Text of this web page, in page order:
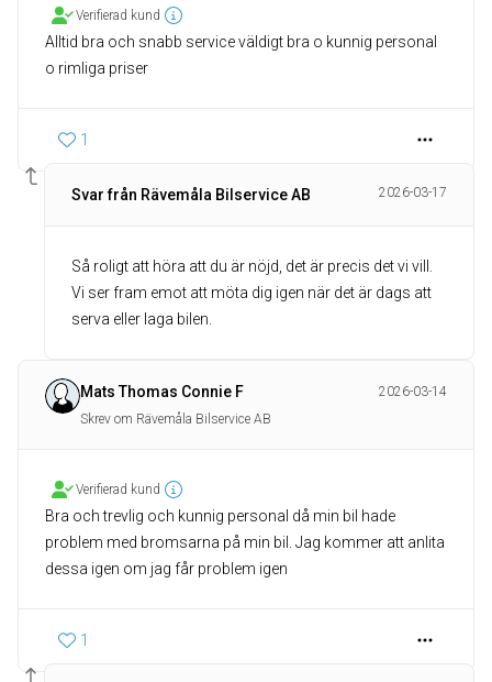
Verifierad kund
Alltid bra och snabb service väldigt bra o kunnig personal
o rimliga priser
1
Svar från Rävemåla Bilservice AB 2026-03-17
Så roligt att höra att du är nöjd, det är precis det vi vill.
Vi ser fram emot att möta dig igen när det är dags att
serva eller laga bilen.
Mats Thomas Connie F
2026-03-14
Skrev om Rävemåla Bilservice AB
Verifierad kund
Bra och trevlig och kunnig personal då min bil hade
problem med bromsarna på min bil. Jag kommer att anlita
dessa igen om jag får problem igen
1